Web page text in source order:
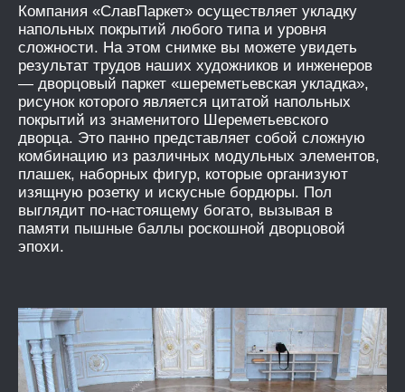
Компания «СлавПаркет» осуществляет укладку
напольных покрытий любого типа и уровня
сложности. На этом снимке вы можете увидеть
результат трудов наших художников и инженеров
— дворцовый паркет «шереметьевская укладка»,
рисунок которого является цитатой напольных
покрытий из знаменитого Шереметьевского
дворца. Это панно представляет собой сложную
комбинацию из различных модульных элементов,
плашек, наборных фигур, которые организуют
изящную розетку и искусные бордюры. Пол
выглядит по-настоящему богато, вызывая в
памяти пышные баллы роскошной дворцовой
эпохи.